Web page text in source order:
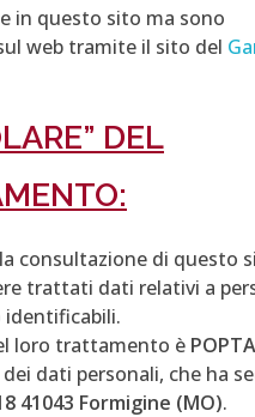
in questo sito ma sono
web tramite il sito del
DEL
consultazione di questo
trattati dati relativi a
loro trattamento è
dati personali, che ha
41043 Formigine (MO).